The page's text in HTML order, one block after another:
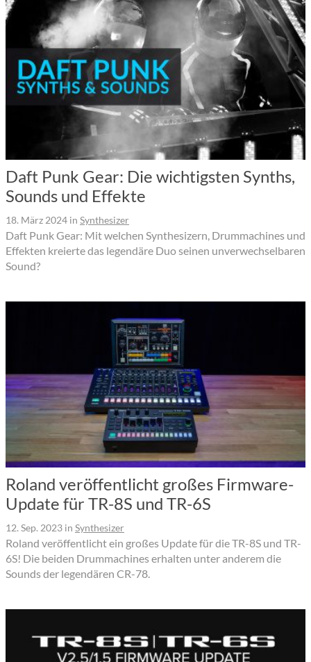
Daft Punk Gear: Die wichtigsten Synths,
Sounds und Effekte
18. März 2024 in Synthesizer
Daft Punk Gear: Mit welchen Synthesizern, Drummachines und
Effekten kreierte das legendäre Duo seinen unverwechselbaren
Sound?
Roland veröffentlicht großes Firmware-
Update für TR-8S und TR-6S
12. Sep. 2023 in Synthesizer
Roland veröffentlicht ein großes Update für die TR-8S und TR-
6S! Die beiden Drummachines erhalten unter anderem die
Sounds der legendären CR-78.